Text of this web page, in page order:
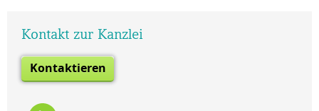
Kontakt zur Kanzlei
Kontaktieren